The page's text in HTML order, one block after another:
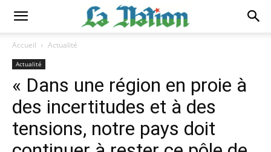
Accueil Actualité
Actualité
« Dans une région en proie à
des incertitudes et à des
tensions, notre pays doit